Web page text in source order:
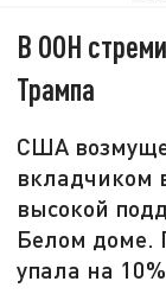
В ООН
Трампа
США
вкладчиком
высокой
Белом доме.
упала на 10%